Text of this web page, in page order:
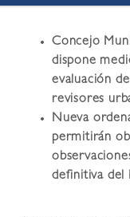
Concejo
dispone
evaluación
revisores
Nueva
permitirán
definitiva del